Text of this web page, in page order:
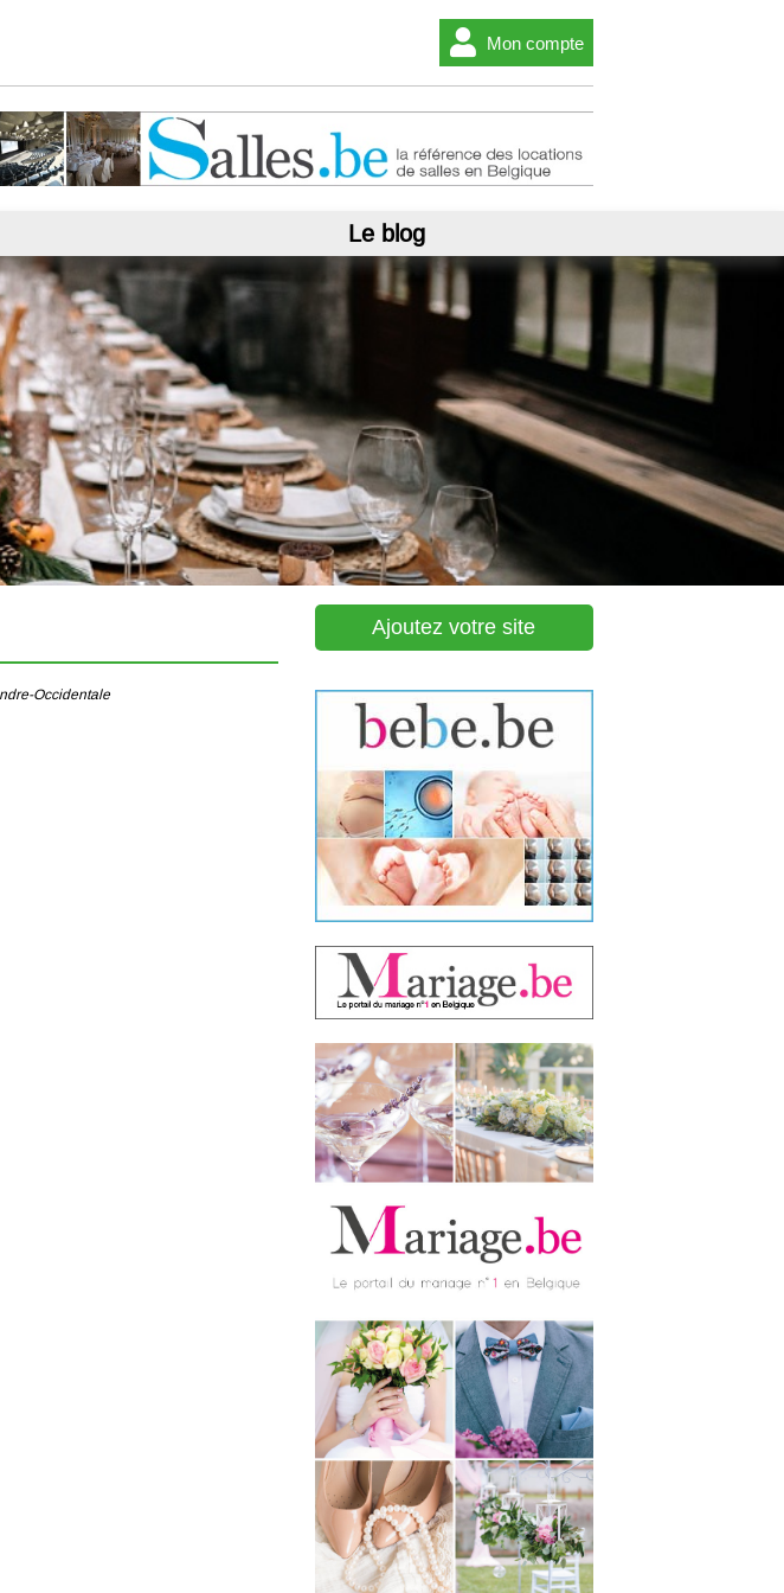
Mon compte
Le blog
Occidentale
Ajoutez votre site